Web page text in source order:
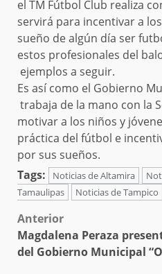
el TM Fútbol Club realiza
servirá para incentivar a
sueño de algún día ser
estos profesionales del
ejemplos a seguir.
Es así como el Gobierno
trabaja de la mano con la
motivar a los niños y
práctica del fútbol e
por sus sueños.
Tags:
Noticias de Altamira
Tamaulipas
Noticias de Tampico
Post
navigation
Anterior
Magdalena Peraza
del Gobierno Municipal